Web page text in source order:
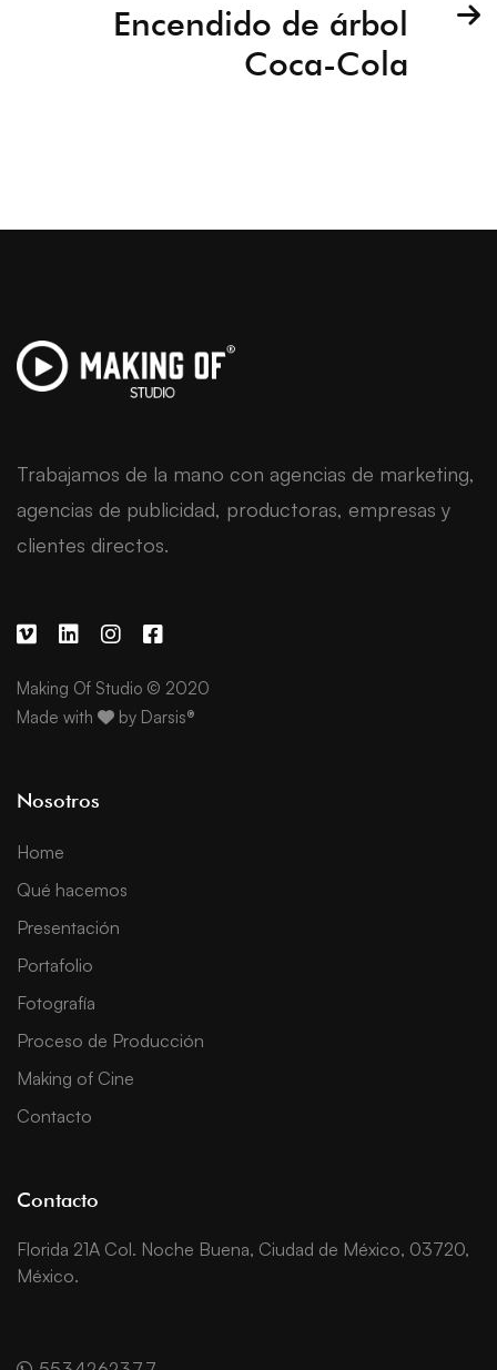
Encendido de árbol
Coca-Cola
Trabajamos de la mano con agencias de marketing,
agencias de publicidad, productoras, empresas y
clientes directos.
Making Of Studio © 2020
Made with
by Darsis®
Nosotros
Home
Qué hacemos
Presentación
Portafolio
Fotografía
Proceso de Producción
Making of Cine
Contacto
Contacto
Florida 21A Col. Noche Buena, Ciudad de México, 03720,
México.